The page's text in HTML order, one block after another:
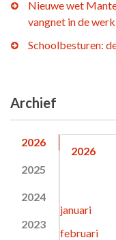
Nieuwe wet
vangnet in de
Schoolbesturen:
Archief
2026
2025
2024
2023
2026
januari
februari